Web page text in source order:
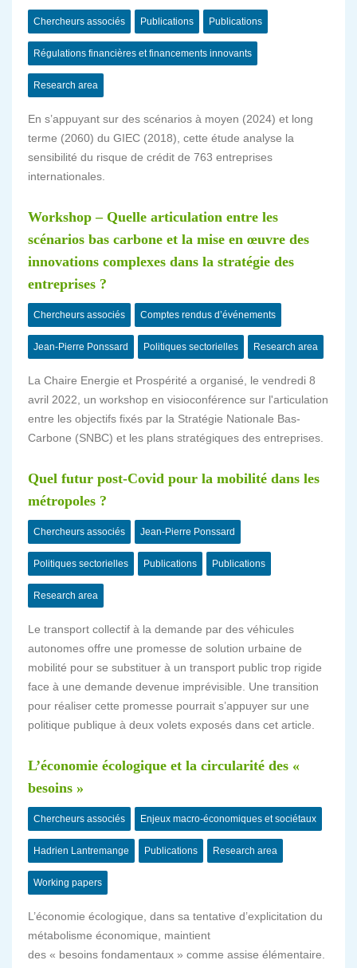
Chercheurs associés Publications Publications
Régulations financières et financements innovants
Research area
En s’appuyant sur des scénarios à moyen (2024) et long
terme (2060) du GIEC (2018), cette étude analyse la
sensibilité du risque de crédit de 763 entreprises
internationales.
Workshop – Quelle articulation entre les
scénarios bas carbone et la mise en œuvre des
innovations complexes dans la stratégie des
entreprises ?
Chercheurs associés Comptes rendus d’événements
Jean-Pierre Ponssard Politiques sectorielles Research area
La Chaire Energie et Prospérité a organisé, le vendredi 8
avril 2022, un workshop en visioconférence sur l'articulation
entre les objectifs fixés par la Stratégie Nationale Bas-
Carbone (SNBC) et les plans stratégiques des entreprises.
Quel futur post-Covid pour la mobilité dans les
métropoles ?
Chercheurs associés Jean-Pierre Ponssard
Politiques sectorielles Publications Publications
Research area
Le transport collectif à la demande par des véhicules
autonomes offre une promesse de solution urbaine de
mobilité pour se substituer à un transport public trop rigide
face à une demande devenue imprévisible. Une transition
pour réaliser cette promesse pourrait s’appuyer sur une
politique publique à deux volets exposés dans cet article.
L’économie écologique et la circularité des «
besoins »
Chercheurs associés Enjeux macro-économiques et sociétaux
Hadrien Lantremange Publications Research area
Working papers
L’économie écologique, dans sa tentative d’explicitation du
métabolisme économique, maintient
des « besoins fondamentaux » comme assise élémentaire.